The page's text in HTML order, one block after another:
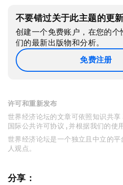
不要错过关于此主题的更新
创建一个免费账户，在您的
们的最新出版物和分析。
免费注册
许可和重新发布
世界经济论坛的文章可依照知识共
国际公共许可协议 , 并根据我们的使
世界经济论坛是一个独立且中立的
人观点。
分享：